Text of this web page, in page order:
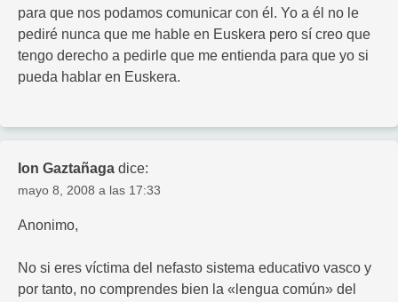
para que nos podamos comunicar con él. Yo a él no le
pediré nunca que me hable en Euskera pero sí creo que
tengo derecho a pedirle que me entienda para que yo si
pueda hablar en Euskera.
Ion Gaztañaga dice:
mayo 8, 2008 a las 17:33
Anonimo,
No si eres víctima del nefasto sistema educativo vasco y
por tanto, no comprendes bien la «lengua común» del